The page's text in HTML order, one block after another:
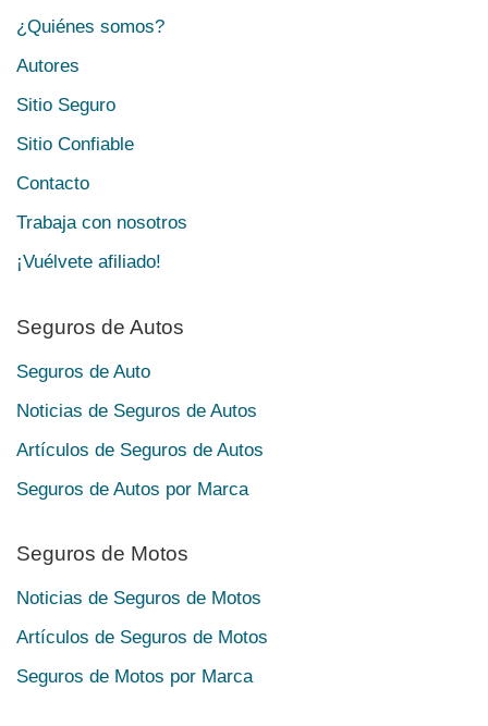
¿Quiénes somos?
Autores
Sitio Seguro
Sitio Confiable
Contacto
Trabaja con nosotros
¡Vuélvete afiliado!
Seguros de Autos
Seguros de Auto
Noticias de Seguros de Autos
Artículos de Seguros de Autos
Seguros de Autos por Marca
Seguros de Motos
Noticias de Seguros de Motos
Artículos de Seguros de Motos
Seguros de Motos por Marca